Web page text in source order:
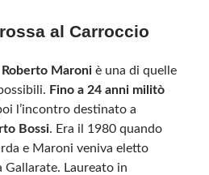
al Carroccio
Roberto Maroni è una di quelle
Fino a 24 anni militò
l’incontro destinato a
Bossi. Era il 1980 quando
e Maroni veniva eletto
Gallarate. Laureato in